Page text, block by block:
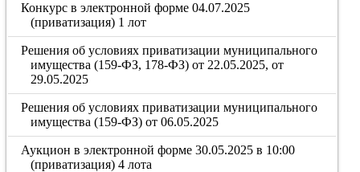
Конкурс в электронной форме 04.07.2025
(приватизация) 1 лот
Решения об условиях приватизации муниципального
имущества (159-ФЗ, 178-ФЗ) от 22.05.2025, от
29.05.2025
Решения об условиях приватизации муниципального
имущества (159-ФЗ) от 06.05.2025
Аукцион в электронной форме 30.05.2025 в 10:00
(приватизация) 4 лота